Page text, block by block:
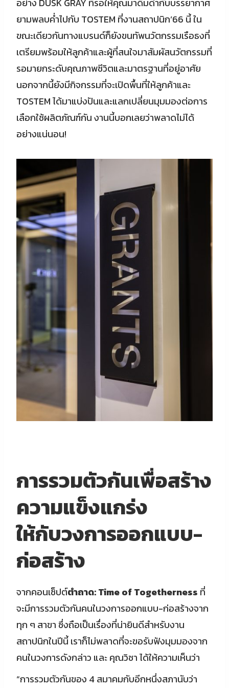
อย่าง DUSK GRAY ที่รอให้คุณมาดื่มด่ำกับบรรยากาศ
ยามพลบค่ำไปกับ TOSTEM ที่งานสถาปนิก’66 นี้ ใน
ขณะเดียวกันทางแบรนด์ก็ยังขนทัพนวัตกรรมเรือธงที่
เตรียมพร้อมให้ลูกค้าและผู้ที่สนใจมาสัมผัสนวัตกรรมที่
รอมายกระดับคุณภาพชีวิตและมาตรฐานที่อยู่อาศัย
นอกจากนี้ยังมีกิจกรรมที่จะเปิดพื้นที่ให้ลูกค้าและ
TOSTEM ได้มาแบ่งปันและแลกเปลี่ยนมุมมองต่อการ
เลือกใช้ผลิตภัณฑ์กัน งานนี้บอกเลยว่าพลาดไม่ได้
อย่างแน่นอน!
การรวมตัวกันเพื่อสร้าง
ความแข็งแกร่ง
ให้กับวงการออกแบบ-
ก่อสร้าง
จากคอนเซ็ปต์ตำถาด: Time of Togetherness ที่
จะมีการรวมตัวกันคนในวงการออกแบบ-ก่อสร้างจาก
ทุก ๆ สาขา ซึ่งถือเป็นเรื่องที่น่ายินดีสำหรับงาน
สถาปนิกในปีนี้ เราก็ไม่พลาดที่จะขอรับฟังมุมมองจาก
คนในวงการดังกล่าว และ คุณวิชา ได้ให้ความเห็นว่า
“การรวมตัวกันของ 4 สมาคมกับอีกหนึ่งสภานับว่า